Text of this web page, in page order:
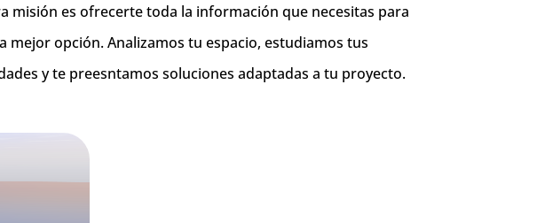
misión es ofrecerte toda la información que necesitas para
mejor opción. Analizamos tu espacio, estudiamos tus
y te preesntamos soluciones adaptadas a tu proyecto.